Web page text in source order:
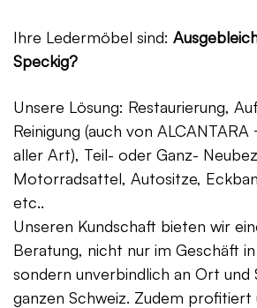
Ihre Ledermöbel sind:
Speckig?
Unsere Lösung: Restaurierung,
Reinigung (auch von
aller Art), Teil- oder Ganz-
Motorradsattel, Autositze,
etc..
Unseren Kundschaft bieten wir
Beratung, nicht nur im Geschäft
sondern unverbindlich an Ort und
ganzen Schweiz. Zudem profitiert